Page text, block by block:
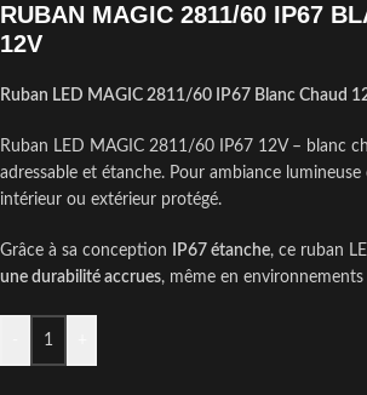
RUBAN MAGIC 2811/60 IP67
12V
Ruban LED MAGIC 2811/60 IP67 Blanc Chaud
Ruban LED MAGIC 2811/60 IP67 12V – blanc
adressable et étanche. Pour ambiance lumineuse
intérieur ou extérieur protégé.
Grâce à sa conception IP67 étanche, ce ruban
une durabilité accrues, même en environnements